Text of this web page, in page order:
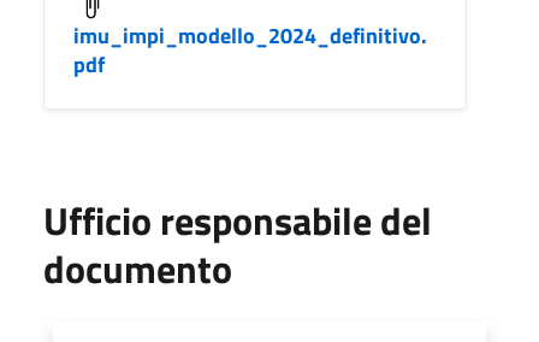
imu_impi_modello_2024_definitivo.
pdf
Ufficio responsabile del
documento